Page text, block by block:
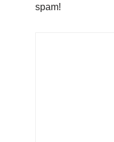
spam!